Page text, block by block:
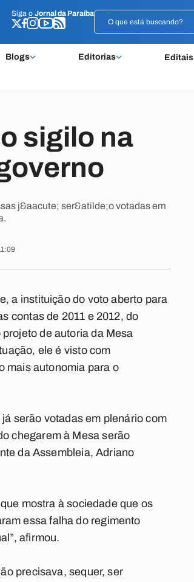
Siga o Jornal da Paraíba
Blogs Editorias Editais
Siga o Jornal da Paraíba
sigilo na
j&aacute; ser&atilde;o votadas em
a instituição do voto aberto para
contas de 2011 e 2012, do
de autoria da Mesa
ele é visto com
mais autonomia para o
serão votadas em plenário com
chegarem à Mesa serão
da Assembleia, Adriano
mostra à sociedade que os
essa falha do regimento
afirmou.
precisava, sequer, ser